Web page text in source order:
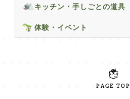
キッチン・手しごとの道具
体験・イベント
PAGE TOP